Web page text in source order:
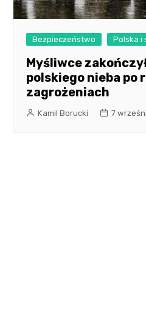
Bezpieczeństwo Polska i
Myśliwce
polskiego nieba po
zagrożeniach
Kamil Borucki 7